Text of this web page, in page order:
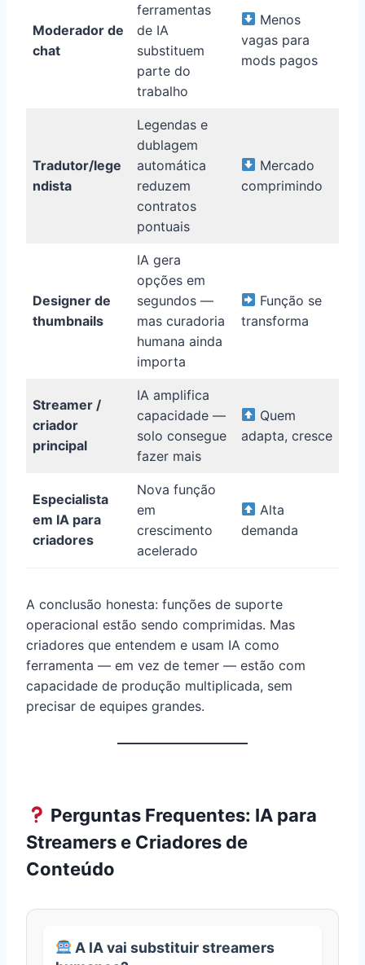
Moderador de
chat
ferramentas
de IA
substituem
parte do
trabalho
Menos
vagas para
mods pagos
Tradutor/lege
ndista
Legendas e
dublagem
automática
reduzem
contratos
pontuais
Mercado
comprimindo
Designer de
thumbnails
IA gera
opções em
segundos —
mas curadoria
humana ainda
importa
Função se
transforma
Streamer /
criador
principal
IA amplifica
capacidade —
solo consegue
fazer mais
Quem
adapta, cresce
Especialista
em IA para
criadores
Nova função
em
crescimento
acelerado
Alta
demanda
A conclusão honesta: funções de suporte
operacional estão sendo comprimidas. Mas
criadores que entendem e usam IA como
ferramenta — em vez de temer — estão com
capacidade de produção multiplicada, sem
precisar de equipes grandes.
Perguntas Frequentes: IA para
Streamers e Criadores de
Conteúdo
A IA vai substituir streamers